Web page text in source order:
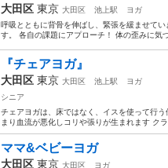
大田区 東京 大田区 池上駅
ヨガ
呼吸とともに背骨を伸ばし、緊張を緩ませて
す。 各自の課題にアプローチ！ 体の歪みに気
『チェアヨガ』
大田区 東京 大田区 池上駅
ヨガ
シニア
チェアヨガは、床ではなく、イスを使って行
まり血流が悪化しコリや張りが生まれます ク
ママ&ベビーヨガ
大田区 東京 大田区
ヨガ